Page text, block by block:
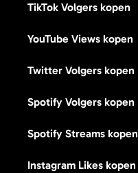
TikTok Volgers kopen
YouTube Views kopen
Twitter Volgers kopen
Spotify Volgers kopen
Spotify Streams kopen
Instagram Likes kopen